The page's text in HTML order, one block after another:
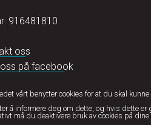
916481810
oss
på facebook
vårt benytter cookies for at du skal
å informere deg om dette, og hvis dette
må du deaktivere bruk av cookies på dine